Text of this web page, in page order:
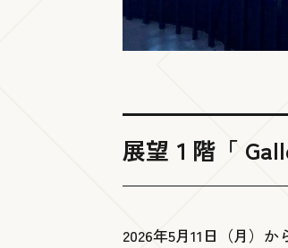
展望１階「
2026年5月11日（月）